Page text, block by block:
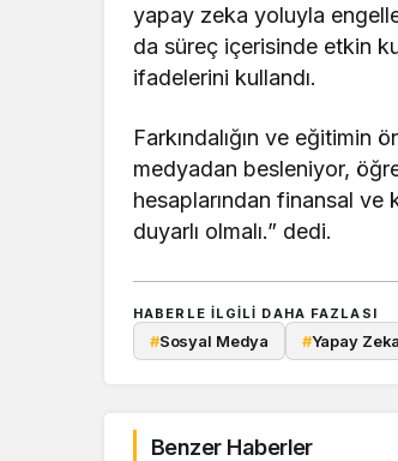
yapay zeka yoluyla
da süreç içerisinde etkin
ifadelerini kullandı.
Farkındalığın ve eğitimin
medyadan besleniyor,
hesaplarından finansal ve
duyarlı olmalı.” dedi.
HABERLE ILGILI DAHA FAZLASI
#Sosyal Medya #Yapay Zeka
Benzer Haberler